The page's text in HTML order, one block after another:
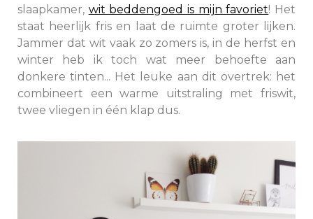
slaapkamer, wit beddengoed is mijn favoriet! Het
staat heerlijk fris en laat de ruimte groter lijken.
Jammer dat wit vaak zo zomers is, in de herfst en
winter heb ik toch wat meer behoefte aan
donkere tinten... Het leuke aan dit overtrek: het
combineert een warme uitstraling met friswit,
twee vliegen in één klap dus.